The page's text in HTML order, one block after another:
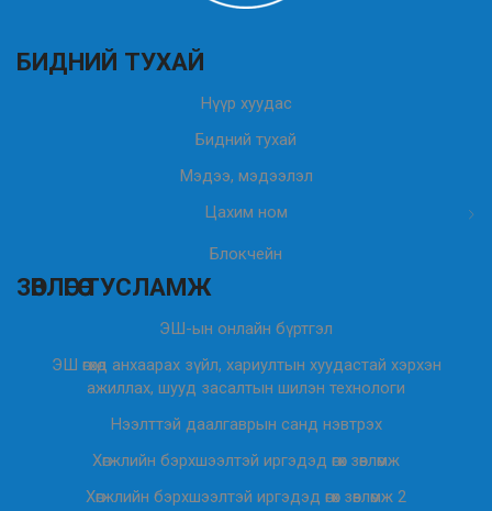
БИДНИЙ ТУХАЙ
Нүүр хуудас
Бидний тухай
Мэдээ, мэдээлэл
Цахим ном
Блокчейн
ЗӨВЛӨГӨӨ ТУСЛАМЖ
ЭШ-ын онлайн бүртгэл
ЭШ өгөхөд анхаарах зүйл, хариултын хуудастай хэрхэн
ажиллах, шууд засалтын шилэн технологи
Нээлттэй даалгаврын санд нэвтрэх
Хөгжлийн бэрхшээлтэй иргэдэд өгөх зөвлөмж
Хөгжлийн бэрхшээлтэй иргэдэд өгөх зөвлөмж 2